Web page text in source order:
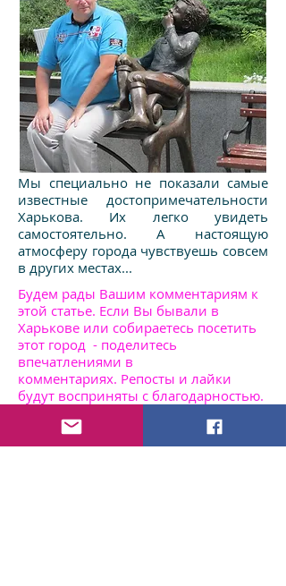
Мы специально не показали самые
известные достопримечательности
Харькова. Их легко увидеть
самостоятельно. А настоящую
атмосферу города чувствуешь совсем
в других местах...
Будем рады Вашим комментариям к
этой статье. Если Вы бывали в
Харькове или собираетесь посетить
этот город - поделитесь
впечатлениями в
комментариях. Репосты и лайки
будут восприняты с благодарностью.
Vitaly&Nataly